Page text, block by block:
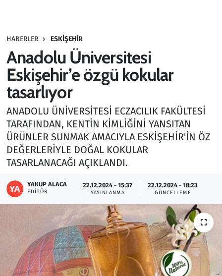
HABERLER ESKIŞEHIR
Anadolu Üniversitesi
Eskişehir’e özgü kokular
tasarlıyor
ANADOLU ÜNİVERSİTESİ ECZACILIK FAKÜLTESİ
TARAFINDAN, KENTİN KİMLİĞİNİ YANSITAN
ÜRÜNLER SUNMAK AMACIYLA ESKİŞEHİR'İN ÖZ
DEĞERLERİYLE DOĞAL KOKULAR
TASARLANACAĞI AÇIKLANDI.
YAKUP ALACA
EDITÖR
22.12.2024 - 15:37
YAYINLANMA
22.12.2024 - 18:23
GÜNCELLEME
Haber
Kültür Sanat
Kurumsal Haberler
Lezzet Durağı
Memur ve Kamu
Otomobil
Oyun
Ramazan
Resmi İlanlar
Rüya Tabirleri